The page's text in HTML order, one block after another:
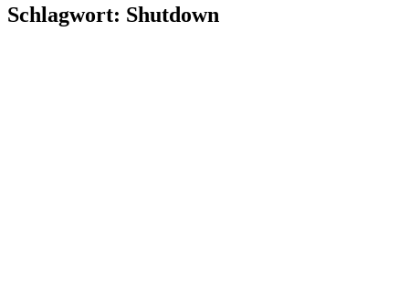
Schlagwort: Shutdown